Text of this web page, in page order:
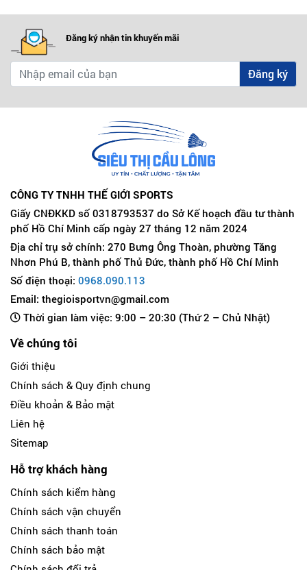
Đăng ký nhận tin khuyến mãi
Đăng ký
CÔNG TY TNHH THẾ GIỚI SPORTS
Giấy CNĐKKD số 0318793537 do Sở Kế hoạch đầu tư thành
phố Hồ Chí Minh cấp ngày 27 tháng 12 năm 2024
Địa chỉ trụ sở chính: 270 Bưng Ông Thoàn, phường Tăng
Nhơn Phú B, thành phố Thủ Đức, thành phố Hồ Chí Minh
Số điện thoại: 0968.090.113
Email: thegioisportvn@gmail.com
Thời gian làm việc: 9:00 – 20:30 (Thứ 2 – Chủ Nhật)
Về chúng tôi
Giới thiệu
Chính sách & Quy định chung
Điều khoản & Bảo mật
Liên hệ
Sitemap
Hỗ trợ khách hàng
Chính sách kiểm hàng
Chính sách vận chuyển
Chính sách thanh toán
Chính sách bảo mật